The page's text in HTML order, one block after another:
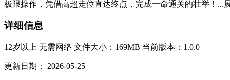
极限操作，凭借高超走位直达终点，完成一命通关的壮举！...
详细信息
12岁以上 无需网络 文件大小：169MB 当前版本：1.0.0
更新日期： 2026-05-25